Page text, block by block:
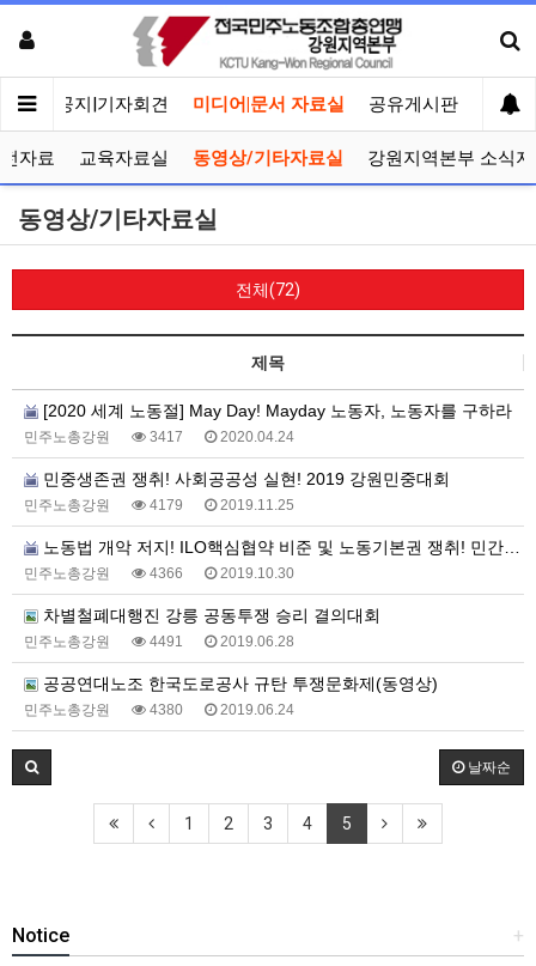
인 공지|기자회견 미디어|문서 자료실 공유게시판 선거
자료 교육자료실 동영상/기타자료실 강원지역본부 소식지
동영상/기타자료실
전체(72)
제목
[2020 세계 노동절] May Day! Mayday 노동자, 노동자를 구하라
민주노총강원 3417 2020.04.24
민중생존권 쟁취! 사회공공성 실현! 2019 강원민중대회
민주노총강원 4179 2019.11.25
노동법 개악 저지! ILO핵심협약 비준 및 노동기본권 쟁취! 민간위탁 폐지! 직접고용 쟁취! 비정규직 철폐! 강원지역 노동자대회
민주노총강원 4366 2019.10.30
차별철폐대행진 강릉 공동투쟁 승리 결의대회
민주노총강원 4491 2019.06.28
공공연대노조 한국도로공사 규탄 투쟁문화제(동영상)
민주노총강원 4380 2019.06.24
날짜순
1 2 3 4 5
+
Notice